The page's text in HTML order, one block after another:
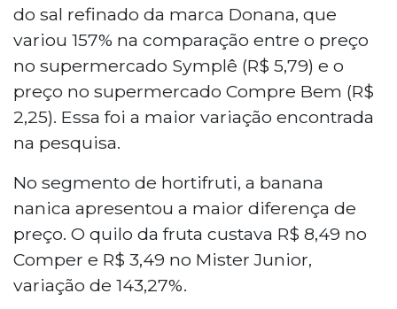
do sal refinado da marca Donana, que
variou 157% na comparação entre o preço
no supermercado Symplê (R$ 5,79) e o
preço no supermercado Compre Bem (R$
2,25). Essa foi a maior variação encontrada
na pesquisa.
No segmento de hortifruti, a banana
nanica apresentou a maior diferença de
preço. O quilo da fruta custava R$ 8,49 no
Comper e R$ 3,49 no Mister Junior,
variação de 143,27%.